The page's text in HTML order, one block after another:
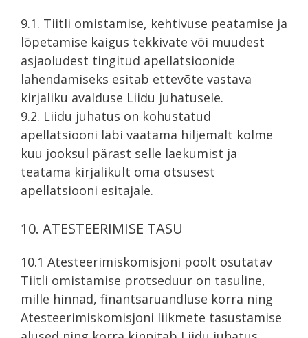
9.1. Tiitli omistamise, kehtivuse peatamise ja
lõpetamise käigus tekkivate või muudest
asjaoludest tingitud apellatsioonide
lahendamiseks esitab ettevõte vastava
kirjaliku avalduse Liidu juhatusele.
9.2. Liidu juhatus on kohustatud
apellatsiooni läbi vaatama hiljemalt kolme
kuu jooksul pärast selle laekumist ja
teatama kirjalikult oma otsusest
apellatsiooni esitajale.
10. ATESTEERIMISE TASU
10.1 Atesteerimiskomisjoni poolt osutatav
Tiitli omistamise protseduur on tasuline,
mille hinnad, finantsaruandluse korra ning
Atesteerimiskomisjoni liikmete tasustamise